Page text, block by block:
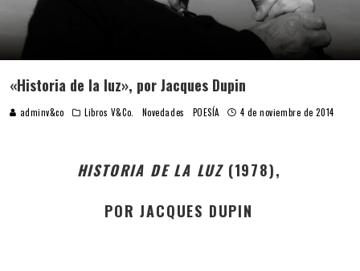
«Historia de la luz», por Jacques Dupin
adminv&co Libros V&Co. Novedades POESÍA 4 de noviembre de 2014
HISTORIA DE LA LUZ (1978),
POR JACQUES DUPIN